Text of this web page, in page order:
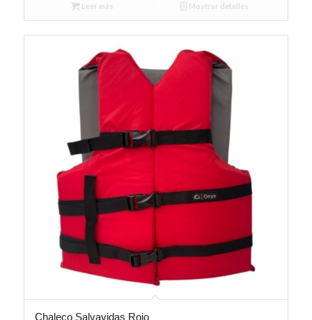
Leer más Mostrar detalles
Chaleco Salvavidas Rojo